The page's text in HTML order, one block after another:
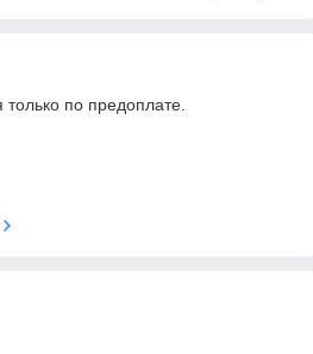
только по предоплате.